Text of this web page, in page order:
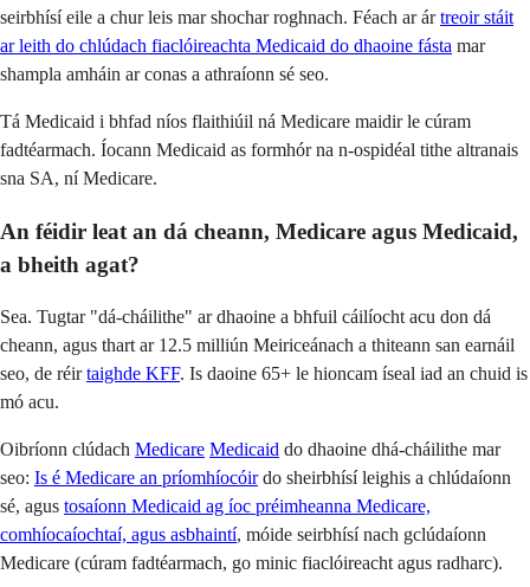
seirbhísí eile a chur leis mar shochar roghnach. Féach ar ártreoir stáit
ar leith do chlúdach fiaclóireachta Medicaid do dhaoine fásta mar
shampla amháin ar conas a athraíonn sé seo.
Tá Medicaid i bhfad níos flaithiúil ná Medicare maidir le cúram
fadtéarmach. Íocann Medicaid as formhór na n-ospidéal tithe altranais
sna SA, ní Medicare.
An féidir leat an dá cheann, Medicare agus Medicaid,
a bheith agat?
Sea. Tugtar "dá-cháilithe" ar dhaoine a bhfuil cáilíocht acu don dá
cheann, agus thart ar 12.5 milliún Meiriceánach a thiteann san earnáil
seo, de réirtaighde KFF. Is daoine 65+ le hioncam íseal iad an chuid is
mó acu.
Oibríonn clúdach Medicare Medicaid do dhaoine dhá-cháilithe mar
seo: Is é Medicare an príomhíocóirdo sheirbhísí leighis a chlúdaíonn
sé, agus tosaíonn Medicaid ag íoc préimheanna Medicare,
comhíocaíochtaí, agus asbhaintí, móide seirbhísí nach gclúdaíonn
Medicare (cúram fadtéarmach, go minic fiaclóireacht agus radharc).